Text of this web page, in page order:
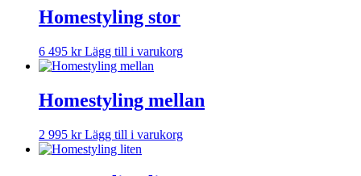
Homestyling stor
6 495 kr Lägg till i varukorg
Homestyling mellan
2 995 kr Lägg till i varukorg